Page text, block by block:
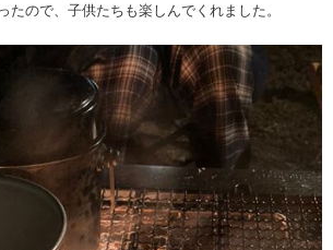
たので、子供たちも楽しんでくれました。